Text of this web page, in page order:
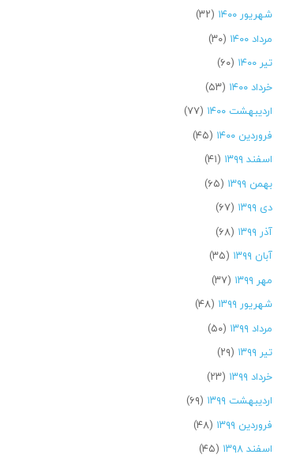
شهریور ۱۴۰۰
(۳۲)
مرداد ۱۴۰۰
(۳۰)
تیر ۱۴۰۰
(۶۰)
خرداد ۱۴۰۰
(۵۳)
اردیبهشت ۱۴۰۰
(۷۷)
فروردین ۱۴۰۰
(۴۵)
اسفند ۱۳۹۹
(۴۱)
بهمن ۱۳۹۹
(۶۵)
دی ۱۳۹۹
(۶۷)
آذر ۱۳۹۹
(۶۸)
آبان ۱۳۹۹
(۳۵)
مهر ۱۳۹۹
(۳۷)
شهریور ۱۳۹۹
(۴۸)
مرداد ۱۳۹۹
(۵۰)
تیر ۱۳۹۹
(۲۹)
خرداد ۱۳۹۹
(۲۳)
اردیبهشت ۱۳۹۹
(۶۹)
فروردین ۱۳۹۹
(۴۸)
اسفند ۱۳۹۸
(۴۵)